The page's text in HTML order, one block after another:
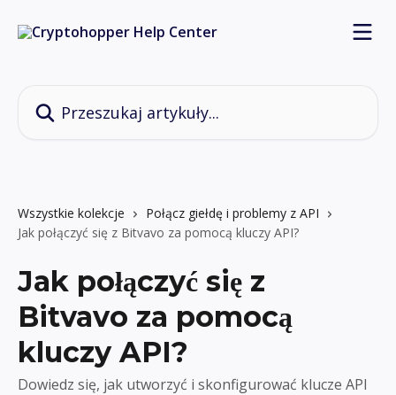
Wszystkie kolekcje
Połącz giełdę i problemy z API
Jak połączyć się z Bitvavo za pomocą kluczy API?
Jak połączyć się z
Bitvavo za pomocą
kluczy API?
Dowiedz się, jak utworzyć i skonfigurować klucze API